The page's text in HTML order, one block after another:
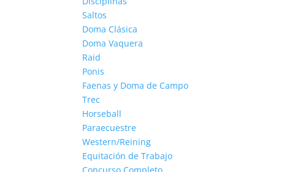
Saltos
Doma Clásica
Doma Vaquera
Raid
Ponis
Faenas y Doma de Campo
Trec
Horseball
Paraecuestre
Western/Reining
Equitación de Trabajo